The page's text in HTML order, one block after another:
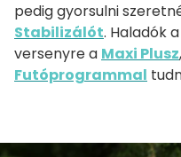
pedig gyorsulni
Stabilizálót. Haladók
versenyre a Maxi Plusz
Futóprogrammal